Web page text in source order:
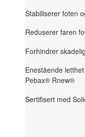
Stabiliserer foten
Reduserer faren
Forhindrer
Enestående
Pebax® Rnew®
Sertifisert med